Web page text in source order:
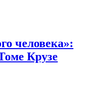
человека»:
Крузе